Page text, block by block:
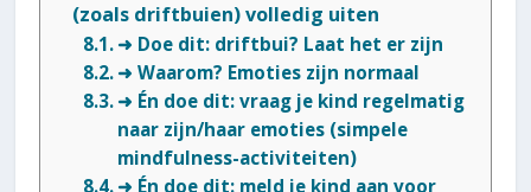
(zoals driftbuien) volledig uiten
➜ Doe dit: driftbui? Laat het er zijn
➜ Waarom? Emoties zijn normaal
➜ Én doe dit: vraag je kind regelmatig
naar zijn/haar emoties (simpele
mindfulness-activiteiten)
➜ Én doe dit: meld je kind aan voor